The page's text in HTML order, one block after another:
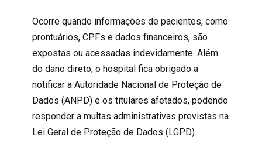
Ocorre quando informações de pacientes, como
prontuários, CPFs e dados financeiros, são
expostas ou acessadas indevidamente. Além
do dano direto, o hospital fica obrigado a
notificar a Autoridade Nacional de Proteção de
Dados (ANPD) e os titulares afetados, podendo
responder a multas administrativas previstas na
Lei Geral de Proteção de Dados (LGPD).